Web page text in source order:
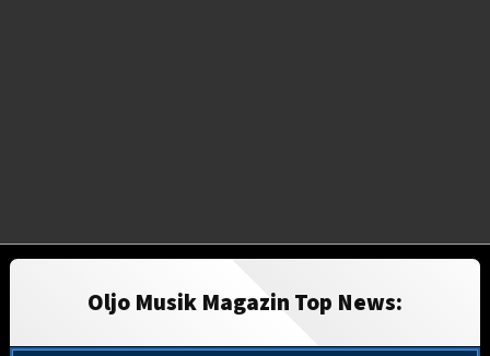
Oljo Musik Magazin Top News: